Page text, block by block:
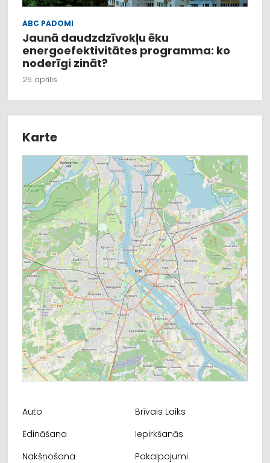
ABC PADOMI
Jaunā daudzdzīvokļu ēku
energoefektivitātes programma: ko
noderīgi zināt?
25. aprīlis
Karte
Auto
Brīvais Laiks
Ēdināšana
Iepirkšanās
Nakšņošana
Pakalpojumi